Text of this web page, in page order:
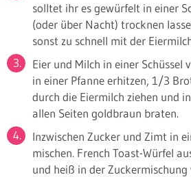
solltet ihr es gewürfelt in einer
(oder über Nacht) trocknen
sonst zu schnell mit der
Eier und Milch in einer Schüssel
in einer Pfanne erhitzen, 1/3
durch die Eiermilch ziehen und
allen Seiten goldbraun braten.
Inzwischen Zucker und Zimt in
mischen. French Toast-Würfel
und heiß in der Zuckermischung